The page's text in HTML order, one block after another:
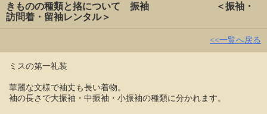
きものの種類と挌について 振袖 ＜振袖・
訪問着・留袖レンタル＞
<<一覧へ戻る
ミスの第一礼装
華麗な文様で袖丈も長い着物。
袖の長さで大振袖・中振袖・小振袖の種類に分かれます。